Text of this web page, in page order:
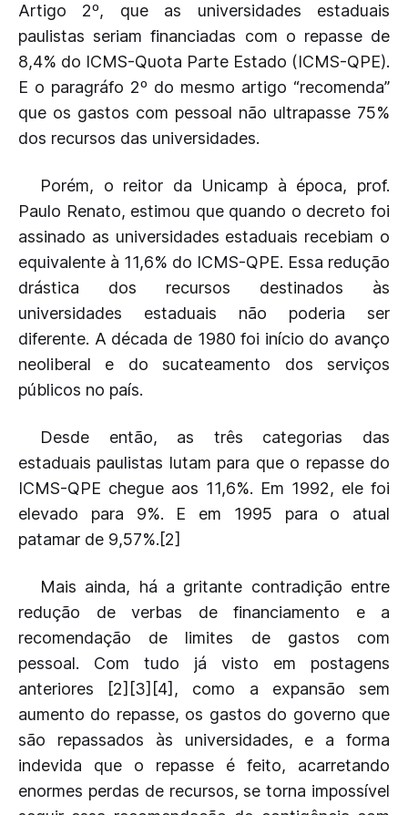
Artigo 2º, que as universidades estaduais
paulistas seriam financiadas com o repasse de
8,4% do ICMS-Quota Parte Estado (ICMS-QPE).
E o paragráfo 2º do mesmo artigo “recomenda”
que os gastos com pessoal não ultrapasse 75%
dos recursos das universidades.
Porém, o reitor da Unicamp à época, prof.
Paulo Renato, estimou que quando o decreto foi
assinado as universidades estaduais recebiam o
equivalente à 11,6% do ICMS-QPE. Essa redução
drástica dos recursos destinados às
universidades estaduais não poderia ser
diferente. A década de 1980 foi início do avanço
neoliberal e do sucateamento dos serviços
públicos no país.
Desde então, as três categorias das
estaduais paulistas lutam para que o repasse do
ICMS-QPE chegue aos 11,6%. Em 1992, ele foi
elevado para 9%. E em 1995 para o atual
patamar de 9,57%.[2]
Mais ainda, há a gritante contradição entre
redução de verbas de financiamento e a
recomendação de limites de gastos com
pessoal. Com tudo já visto em postagens
anteriores [2][3][4], como a expansão sem
aumento do repasse, os gastos do governo que
são repassados às universidades, e a forma
indevida que o repasse é feito, acarretando
enormes perdas de recursos, se torna impossível